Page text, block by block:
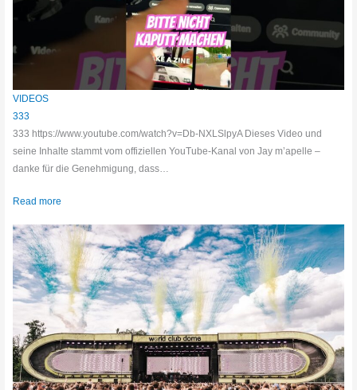
VIDEOS
333
333 https://www.youtube.com/watch?v=Db-NXLSlpyA Dieses Video und
seine Inhalte stammt vom offiziellen YouTube-Kanal von Jay m’apelle –
danke für die Genehmigung, dass…
Read more